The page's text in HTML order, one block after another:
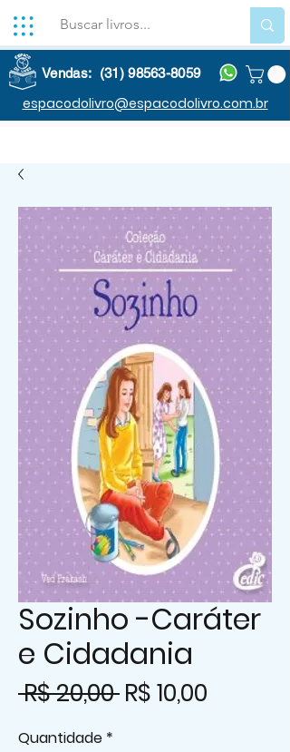
Vendas: (31) 98563-8059
espacodolivro@espacodolivro.com.br
Sozinho -Caráter
e Cidadania
R$ 20,00 Preço
R$ 10,00
Quantidade *